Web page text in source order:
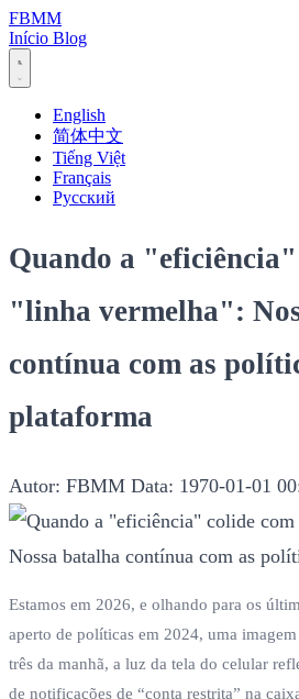
FBMM
Início Blog
English
简体中文
Tiếng Việt
Français
Русский
Quando a
"linha vermelha":
contínua com as
plataforma
Autor: FBMM Data: 1970-01-01
Estamos em 2026, e olhando para os
aperto de políticas em 2024, uma
três da manhã, a luz da tela do celular
de notificações de “conta restrita” na